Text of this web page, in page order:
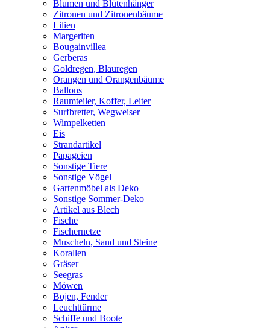
Blumen und Blütenhänger
Zitronen und Zitronenbäume
Lilien
Margeriten
Bougainvillea
Gerberas
Goldregen, Blauregen
Orangen und Orangenbäume
Ballons
Raumteiler, Koffer, Leiter
Surfbretter, Wegweiser
Wimpelketten
Eis
Strandartikel
Papageien
Sonstige Tiere
Sonstige Vögel
Gartenmöbel als Deko
Sonstige Sommer-Deko
Artikel aus Blech
Fische
Fischernetze
Muscheln, Sand und Steine
Korallen
Gräser
Seegras
Möwen
Bojen, Fender
Leuchttürme
Schiffe und Boote